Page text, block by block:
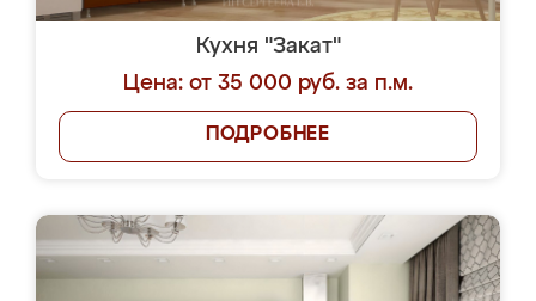
Кухня "Закат"
Цена: от 35 000 руб. за п.м.
ПОДРОБНЕЕ